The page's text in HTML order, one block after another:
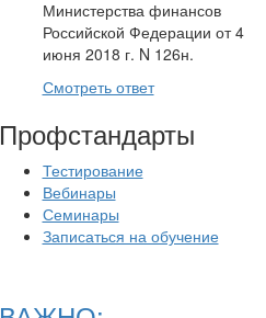
Министерства финансов
Российской Федерации от 4
июня 2018 г. N 126н.
Смотреть ответ
Профстандарты
Тестирование
Вебинары
Семинары
Записаться на обучение